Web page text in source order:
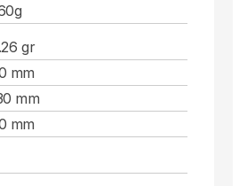
gr
mm
mm
mm